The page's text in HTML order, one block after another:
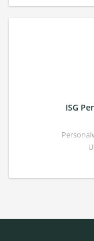
ISG